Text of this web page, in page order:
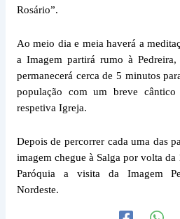
Rosário”.
Ao meio dia e meia haverá a
a Imagem partirá rumo à
permanecerá cerca de 5 minutos
população com um breve
respetiva Igreja.
Depois de percorrer cada uma das
imagem chegue à Salga por volta
Paróquia a visita da Imagem
Nordeste.